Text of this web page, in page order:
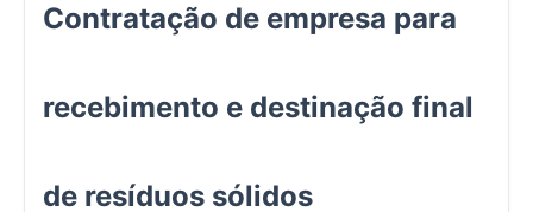
Contratação de empresa para
recebimento e destinação final
de resíduos sólidos